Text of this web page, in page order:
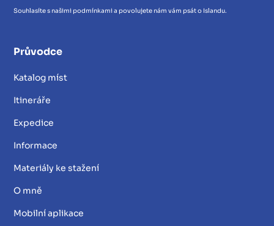
Souhlasíte s našimi podmínkami a povolujete nám vám psát o Islandu.
Průvodce
Katalog míst
Itineráře
Expedice
Informace
Materiály ke stažení
O mně
Mobilní aplikace